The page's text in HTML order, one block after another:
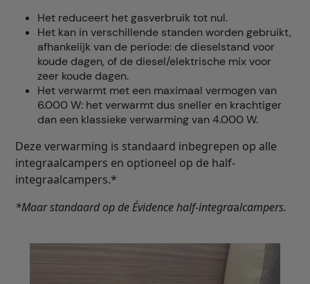
Het reduceert het gasverbruik tot nul.
Het kan in verschillende standen worden gebruikt,
afhankelijk van de periode: de dieselstand voor
koude dagen, of de diesel/elektrische mix voor
zeer koude dagen.
Het verwarmt met een maximaal vermogen van
6.000 W: het verwarmt dus sneller en krachtiger
dan een klassieke verwarming van 4.000 W.
Deze verwarming is standaard inbegrepen op alle
integraalcampers en optioneel op de half-
integraalcampers.*
*Maar standaard op de Évidence half-integraalcampers.